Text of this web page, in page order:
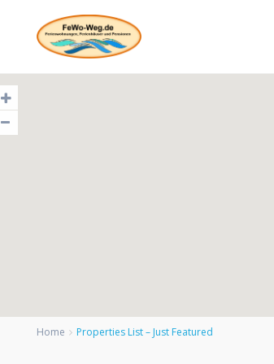
Home Properties List – Just Featured